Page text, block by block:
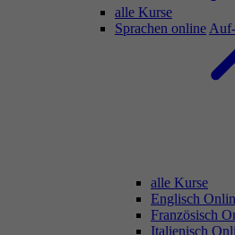
alle Kurse
Sprachen online
alle Kurse
Englisch
Französisch
Italienisch